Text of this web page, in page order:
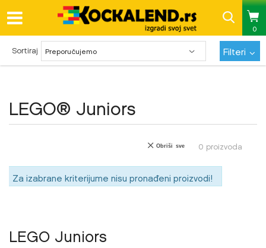
0
Najatraktivnija LEGO® ponuda
LEGO® Juniors
Sortiraj Filteri
0 proizvoda
Obriši sve
Za izabrane kriterijume nisu pronađeni proizvodi!
LEGO Juniors